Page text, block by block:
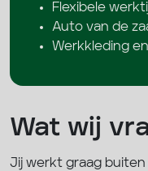
Flexibele
Auto van de
Werkkleding en
Wat wij
Jij werkt graag buiten